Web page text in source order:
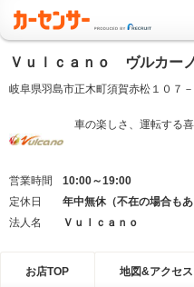
Ｖｕｌｃａｎｏ ヴルカー
岐阜県羽島市正木町須賀赤松１０７－
車の楽しさ、運転する
営業時間
10:00～19:00
定休日
年中無休（不在の場合も
法人名
Ｖｕｌｃａｎｏ
お店TOP 地図&アクセス